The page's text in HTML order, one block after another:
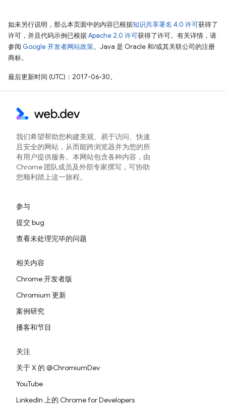
如未另行说明，那么本页面中的内容已根据知识共享署名 4.0 许可获得了
许可，并且代码示例已根据Apache 2.0 许可获得了许可。有关详情，请
参阅 Google 开发者网站政策。Java 是 Oracle 和/或其关联公司的注册
商标。
最后更新时间 (UTC)：2017-06-30。
我们希望帮助您构建美观、易于访问、快速
且安全的网站，从而能跨浏览器并为您的所
有用户提供服务。本网站包含各种内容，由
Chrome 团队成员及外部专家撰写，可协助
您顺利踏上这一旅程。
参与
提交 bug
查看未处理完毕的问题
相关内容
Chrome 开发者版
Chromium 更新
案例研究
播客和节目
关注
关于 X 的 @ChromiumDev
YouTube
LinkedIn 上的 Chrome for Developers